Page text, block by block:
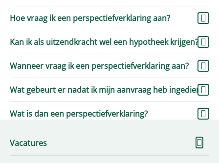
Hoe vraag ik een perspectiefverklaring aan?
Kan ik als uitzendkracht wel een hypotheek krijgen?
Wanneer vraag ik een perspectiefverklaring aan?
Wat gebeurt er nadat ik mijn aanvraag heb ingediend?
Wat is dan een perspectiefverklaring?
Vacatures